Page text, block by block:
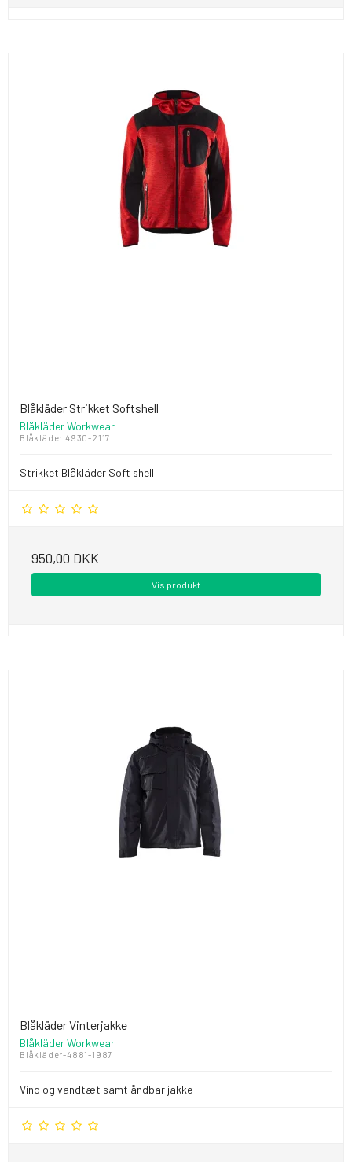
Blåkläder Strikket Softshell
Blåkläder Workwear
Blåkläder 4930-2117
Strikket Blåkläder Soft shell
950,00 DKK
Vis produkt
Blåkläder Vinterjakke
Blåkläder Workwear
Blåkläder-4881-1987
Vind og vandtæt samt åndbar jakke